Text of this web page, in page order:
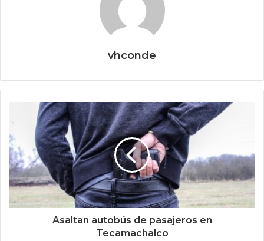
vhconde
Asaltan autobús de pasajeros en
Tecamachalco